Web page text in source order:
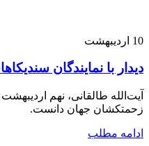
10 اردیبهشت
دیدار با نمایندگان
زحمتکشان جهان دانست.
ادامه مطلب